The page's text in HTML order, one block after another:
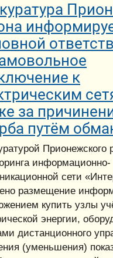
к
за
путём
Прионежского
информационно-
сети
размещение
купить узлы
энергии,
дистанционного
(уменьшения)